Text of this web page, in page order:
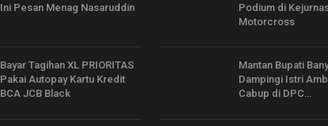
Ini Pesan Menag Nasaruddin
Bayar Tagihan XL PRIORITAS
Pakai Autopay Kartu Kredit
BCA JCB Black
Podium di
Motorcross
Mantan Bupati
Dampingi Istri
Cabup di DPC…